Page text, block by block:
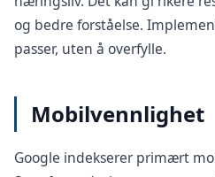
og bedre forståelse.
passer, uten å overfylle.
Mobilvennlighet
Google indekserer primært